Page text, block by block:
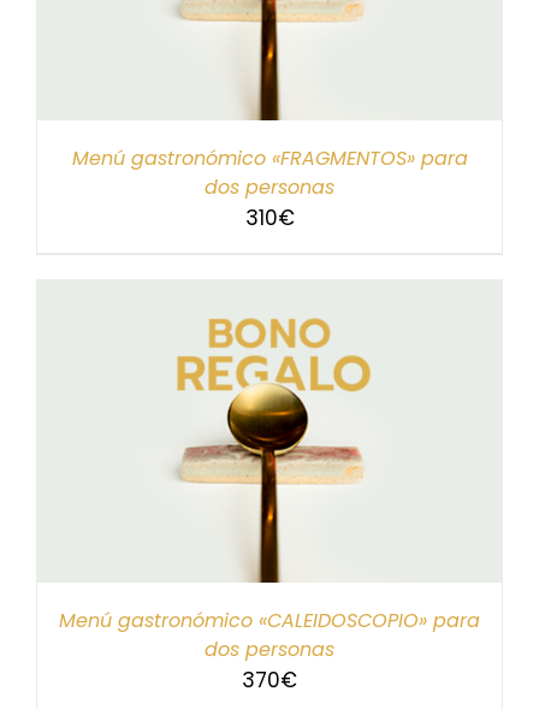
Menú gastronómico «FRAGMENTOS» para
dos personas
310€
Menú gastronómico «CALEIDOSCOPIO» para
dos personas
370€